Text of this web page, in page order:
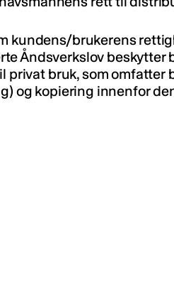
kundens/brukerens
Åndsverkslov
privat bruk, som omfatter
og kopiering innenfor